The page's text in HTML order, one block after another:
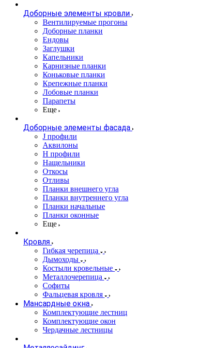
Доборные элементы кровли
Вентилируемые прогоны
Доборные планки
Ендовы
Заглушки
Капельники
Карнизные планки
Коньковые планки
Крепежные планки
Лобовые планки
Парапеты
Еще
Доборные элементы фасада
J профили
Аквилоны
Н профили
Нащельники
Откосы
Отливы
Планки внешнего угла
Планки внутреннего угла
Планки начальные
Планки оконные
Еще
Кровля
Гибкая черепица
Дымоходы
Костыли кровельные
Металлочерепица
Софиты
Фальцевая кровля
Мансардные окна
Комплектующие лестниц
Комплектующие окон
Чердачные лестницы